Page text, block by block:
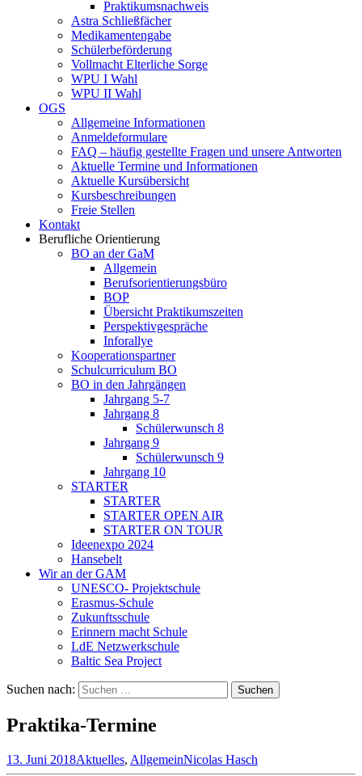
Praktikumsnachweis
Astra Schließfächer
Medikamentengabe
Schülerbeförderung
Vollmacht Elterliche Sorge
WPU I Wahl
WPU II Wahl
OGS
Allgemeine Informationen
Anmeldeformulare
FAQ – häufig gestellte Fragen und unsere Antworten
Aktuelle Termine und Informationen
Aktuelle Kursübersicht
Kursbeschreibungen
Freie Stellen
Kontakt
Berufliche Orientierung
BO an der GaM
Allgemein
Berufsorientierungsbüro
BOP
Übersicht Praktikumszeiten
Perspektivgespräche
Inforallye
Kooperationspartner
Schulcurriculum BO
BO in den Jahrgängen
Jahrgang 5-7
Jahrgang 8
Schülerwunsch 8
Jahrgang 9
Schülerwunsch 9
Jahrgang 10
STARTER
STARTER
STARTER OPEN AIR
STARTER ON TOUR
Ideenexpo 2024
Hansebelt
Wir an der GAM
UNESCO- Projektschule
Erasmus-Schule
Zukunftsschule
Erinnern macht Schule
LdE Netzwerkschule
Baltic Sea Project
Suchen nach:
Praktika-Termine
13. Juni 2018Aktuelles, AllgemeinNicolas Hasch